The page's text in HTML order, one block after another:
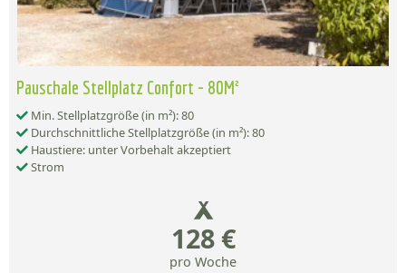
Pauschale Stellplatz Confort - 80M²
Min. Stellplatzgröße (in m²): 80
Durchschnittliche Stellplatzgröße (in m²): 80
Haustiere: unter Vorbehalt akzeptiert
Strom
128 €
pro Woche